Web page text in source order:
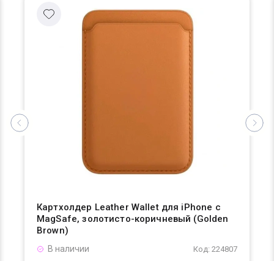
Картхолдер Leather Wallet для iPhone с
MagSafe, золотисто-коричневый (Golden
Brown)
Код: 224807
В наличии